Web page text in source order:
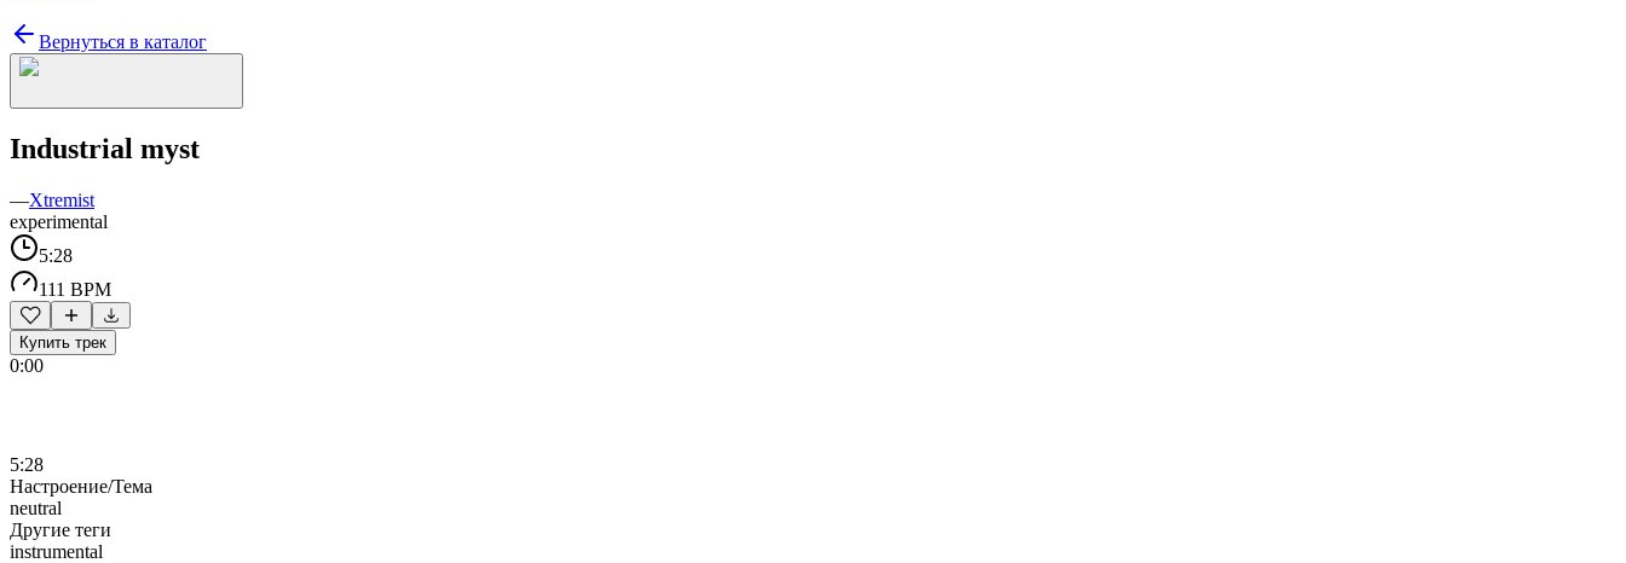
Вернуться в каталог
Industrial myst
—Xtremist
experimental
5:28
111 BPM
Купить трек
0:00
5:28
Настроение/Тема
neutral
Другие теги
instrumental